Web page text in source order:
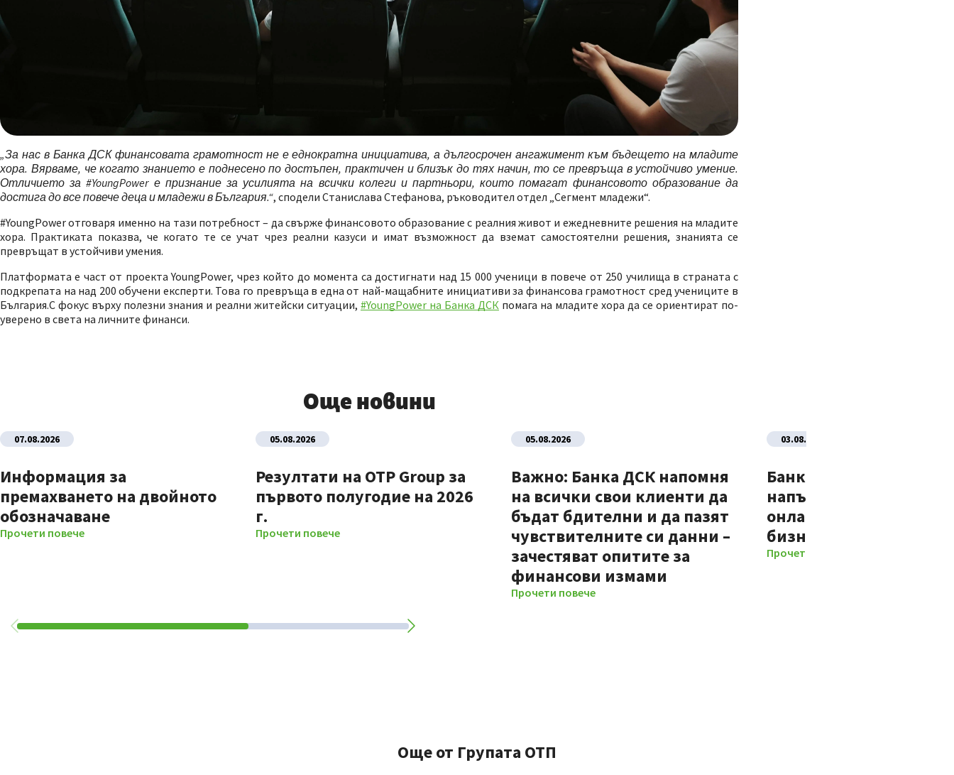
„За нас в Банка ДСК финансовата грамотност не е еднократна инициатива, а дългосрочен ангажимент към бъдещето на младите
хора. Вярваме, че когато знанието е поднесено по достъпен, практичен и близък до тях начин, то се превръща в устойчиво умение.
Отличието за #YoungPower е признание за усилията на всички колеги и партньори, които помагат финансовото образование да
достига до все повече деца и младежи в България.“, сподели Станислава Стефанова, ръководител отдел „Сегмент младежи“.
#YoungPower отговаря именно на тази потребност – да свърже финансовото образование с реалния живот и ежедневните решения на младите
хора. Практиката показва, че когато те се учат чрез реални казуси и имат възможност да вземат самостоятелни решения, знанията се
превръщат в устойчиви умения.
Платформата е част от проекта YoungPower, чрез който до момента са достигнати над 15 000 ученици в повече от 250 училища в страната с
подкрепата на над 200 обучени експерти. Това го превръща в една от най-мащабните инициативи за финансова грамотност сред учениците в
България.С фокус върху полезни знания и реални житейски ситуации, #YoungPower на Банка ДСК помага на младите хора да се ориентират по-
уверено в света на личните финанси.
Още новини
07.08.2026
Информация за
премахването на двойното
обозначаване
Прочети повече
05.08.2026
Резултати на OTP Group за
първото полугодие на 2026
г.
Прочети повече
05.08.2026
Важно: Банка ДСК напомня
на всички свои клиенти да
бъдат бдителни и да пазят
чувствителните си данни –
зачестяват опитите за
финансови измами
Прочети повече
03.08.2026
Банка ДСК стартира
напълно
онлайн процес за нови
бизнес клиенти
Прочети повече
Още от Групата ОТП